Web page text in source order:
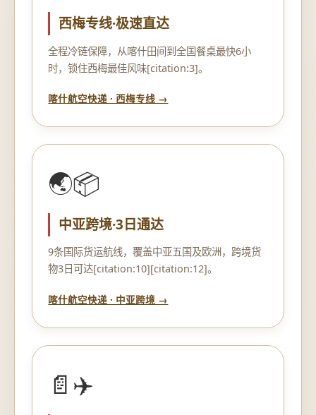
西梅专线·极速直达
全程冷链保障，从喀什田间到全国餐桌最快6小
时，锁住西梅最佳风味[citation:3]。
喀什航空快递 · 西梅专线 →
🌏📦
中亚跨境·3日通达
9条国际货运航线，覆盖中亚五国及欧洲，跨境货
物3日可达[citation:10][citation:12]。
喀什航空快递 · 中亚跨境 →
📄✈️